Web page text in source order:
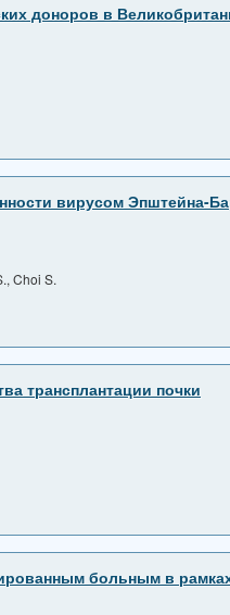
доноров в
вирусом Эпштейна-
Choi S.
трансплантации почки
больным в